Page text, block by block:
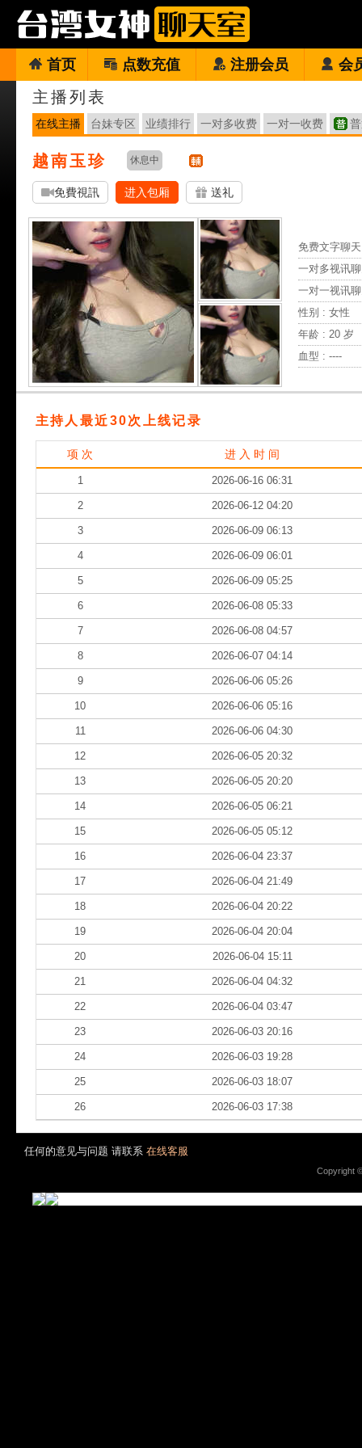
首页 点数充值 注册会员 会
主播列表
在线主播 台妹专区 业绩排行 一对多收费 一对一收费
越南玉珍 休息中
免費視訊 进入包厢 送礼
免费文字聊
一对多视讯
一对一视讯
性别 : 女性
年龄 : 20 岁
血型 : ----
主持人最近30次上线记录
项 次 进 入 时 间
1 2026-06-16 06:31
2 2026-06-12 04:20
3 2026-06-09 06:13
4 2026-06-09 06:01
5 2026-06-09 05:25
6 2026-06-08 05:33
7 2026-06-08 04:57
8 2026-06-07 04:14
9 2026-06-06 05:26
10 2026-06-06 05:16
11 2026-06-06 04:30
12 2026-06-05 20:32
13 2026-06-05 20:20
14 2026-06-05 06:21
15 2026-06-05 05:12
16 2026-06-04 23:37
17 2026-06-04 21:49
18 2026-06-04 20:22
19 2026-06-04 20:04
20 2026-06-04 15:11
21 2026-06-04 04:32
22 2026-06-04 03:47
23 2026-06-03 20:16
24 2026-06-03 19:28
25 2026-06-03 18:07
26 2026-06-03 17:38
任何的意见与问题 请联系 在线客服
Copyright